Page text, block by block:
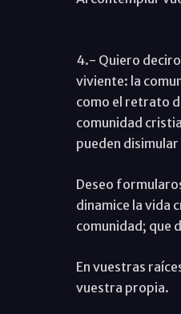
4.- Quiero
viviente: la
como el retrato
comunidad
pueden
Deseo
dinamice la vida
comunidad; que
En vuestras
vuestra propia.